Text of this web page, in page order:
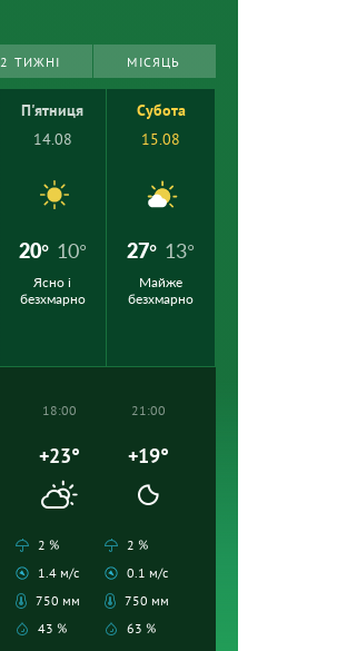
2 ТИЖНІ МІСЯЦЬ
П'ятниця
14.08
20° 10°
Ясно і
безхмарно
Субота
15.08
27° 13°
Майже
безхмарно
18:00
+23°
2 %
1.4 м/с
750 мм
43 %
21:00
+19°
2 %
0.1 м/с
750 мм
63 %